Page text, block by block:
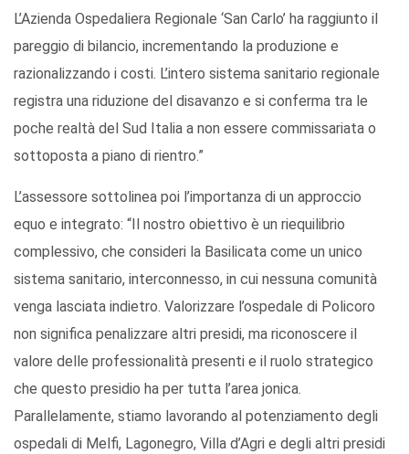
L’Azienda Ospedaliera Regionale ‘San Carlo’ ha raggiunto il
pareggio di bilancio, incrementando la produzione e
razionalizzando i costi. L’intero sistema sanitario regionale
registra una riduzione del disavanzo e si conferma tra le
poche realtà del Sud Italia a non essere commissariata o
sottoposta a piano di rientro.”
L’assessore sottolinea poi l’importanza di un approccio
equo e integrato: “Il nostro obiettivo è un riequilibrio
complessivo, che consideri la Basilicata come un unico
sistema sanitario, interconnesso, in cui nessuna comunità
venga lasciata indietro. Valorizzare l’ospedale di Policoro
non significa penalizzare altri presidi, ma riconoscere il
valore delle professionalità presenti e il ruolo strategico
che questo presidio ha per tutta l’area jonica.
Parallelamente, stiamo lavorando al potenziamento degli
ospedali di Melfi, Lagonegro, Villa d’Agri e degli altri presidi